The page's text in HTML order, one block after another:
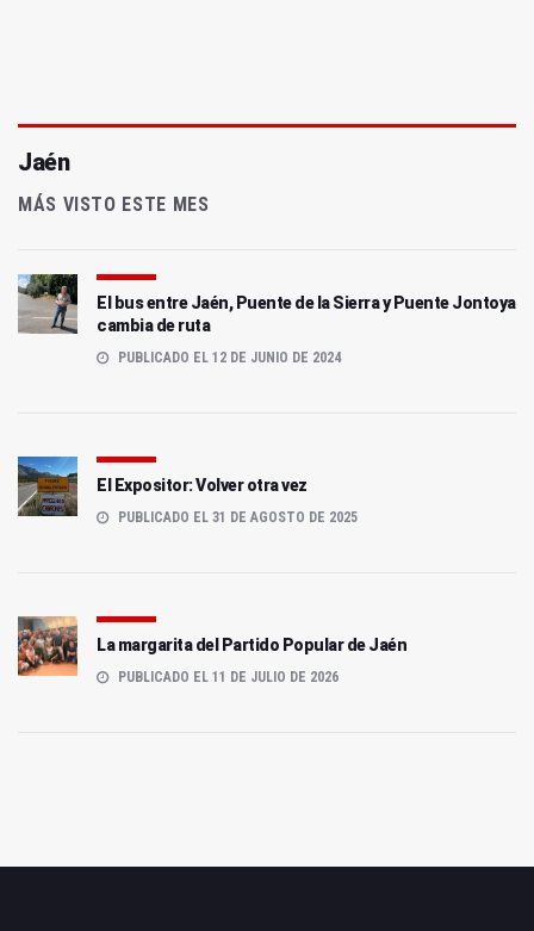
Jaén
MÁS VISTO ESTE MES
El bus entre Jaén, Puente de la Sierra y Puente Jontoya
cambia de ruta
PUBLICADO EL 12 DE JUNIO DE 2024
El Expositor: Volver otra vez
PUBLICADO EL 31 DE AGOSTO DE 2025
La margarita del Partido Popular de Jaén
PUBLICADO EL 11 DE JULIO DE 2026